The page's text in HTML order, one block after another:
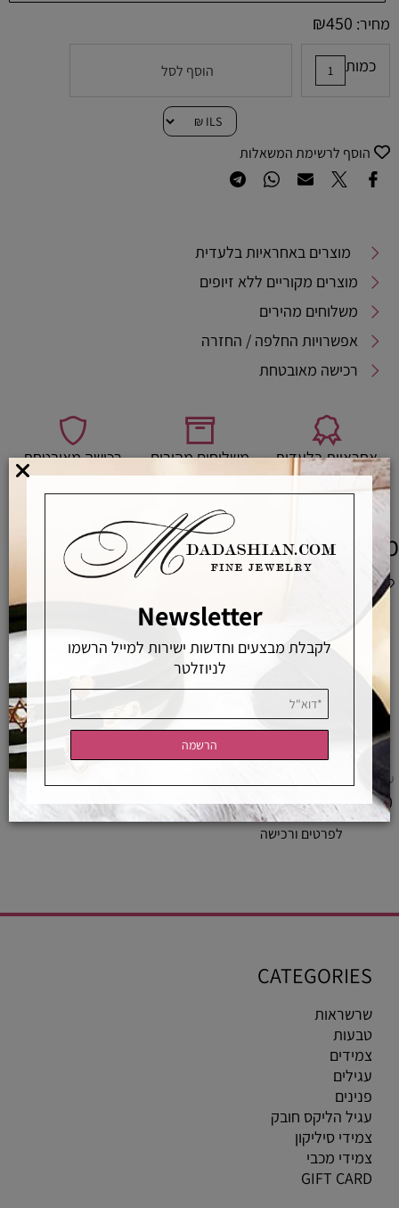
מחיר: ₪450
כמות הוסף לסל
הוסף לרשימת המשאלות
מוצרים באחראיות בלעדית
מוצרים מקוריים ללא זיופים
משלוחים מהירים
אפשרויות החלפה / החזרה
רכישה מאובטחת
אחראיות בלעדית משלוחים מהירים רכישה מאובטחת
מוצרים משלימים
עגיל חובק הליקס בודד עם יהלומי מעבדה
₪1,690
לפרטים ורכישה
CATEGORIES
שרשראות
טבעות
צמידים
עגילים
פנינים
עגיל הליקס חובק
צמידי סיליקון
צמידי מכבי
GIFT CARD
Newsletter
לקבלת מבצעים וחדשות ישירות למייל הרשמו
לניוזלטר